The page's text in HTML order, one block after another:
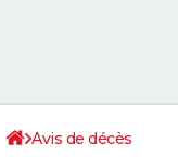
Avis de décès